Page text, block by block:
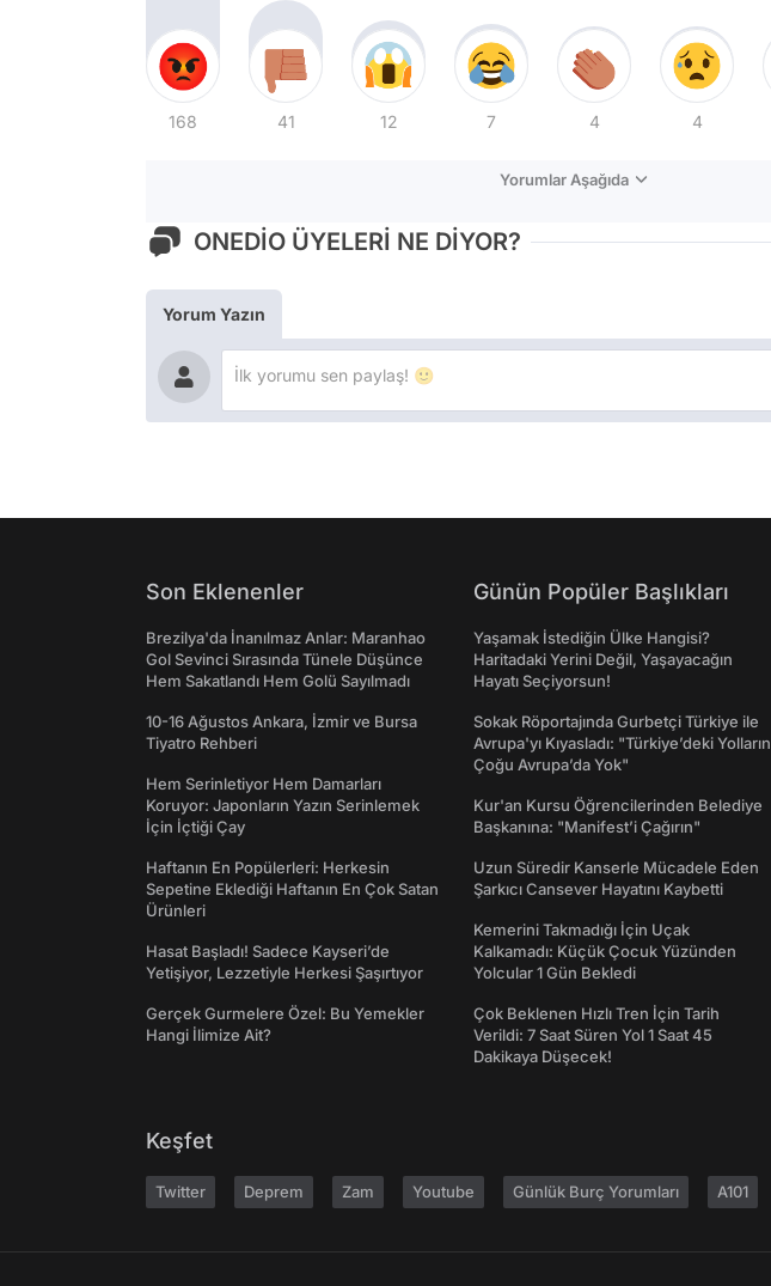
168 41 12 7 4 4
Yorumlar Aşağıda
ONEDİO ÜYELERİ NE DİYOR?
Yorum Yazın
Son Eklenenler
Brezilya'da İnanılmaz Anlar: Maranhao
Gol Sevinci Sırasında Tünele Düşünce
Hem Sakatlandı Hem Golü Sayılmadı
10-16 Ağustos Ankara, İzmir ve Bursa
Tiyatro Rehberi
Hem Serinletiyor Hem Damarları
Koruyor: Japonların Yazın Serinlemek
İçin İçtiği Çay
Haftanın En Popülerleri: Herkesin
Sepetine Eklediği Haftanın En Çok Satan
Ürünleri
Hasat Başladı! Sadece Kayseri’de
Yetişiyor, Lezzetiyle Herkesi Şaşırtıyor
Gerçek Gurmelere Özel: Bu Yemekler
Hangi İlimize Ait?
Günün Popüler Başlıkları
Yaşamak İstediğin Ülke Hangisi?
Haritadaki Yerini Değil, Yaşayacağın
Hayatı Seçiyorsun!
Sokak Röportajında Gurbetçi Türkiye ile
Avrupa'yı Kıyasladı: "Türkiye’deki Yolların
Çoğu Avrupa’da Yok"
Kur'an Kursu Öğrencilerinden Belediye
Başkanına: "Manifest’i Çağırın"
Uzun Süredir Kanserle Mücadele Eden
Şarkıcı Cansever Hayatını Kaybetti
Kemerini Takmadığı İçin Uçak
Kalkamadı: Küçük Çocuk Yüzünden
Yolcular 1 Gün Bekledi
Çok Beklenen Hızlı Tren İçin Tarih
Verildi: 7 Saat Süren Yol 1 Saat 45
Dakikaya Düşecek!
Keşfet
Twitter Deprem Zam Youtube Günlük Burç Yorumları A101